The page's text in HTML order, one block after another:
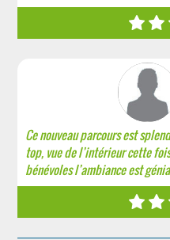
Ce nouveau parcours est
top, vue de l’intérieur cette
bénévoles l’ambiance est